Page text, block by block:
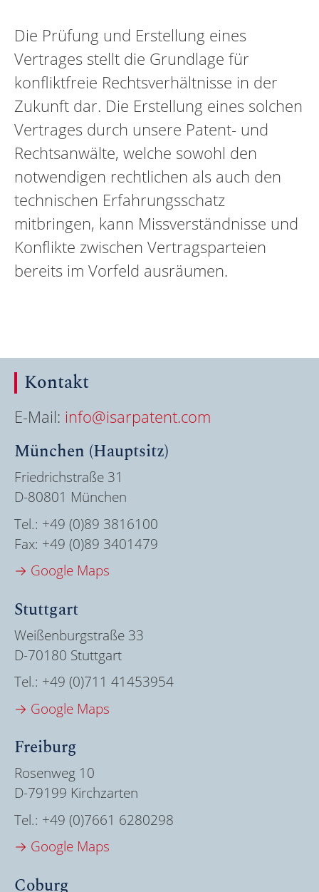
Die Prüfung und Erstellung eines
Vertrages stellt die Grundlage für
konfliktfreie Rechtsverhältnisse in der
Zukunft dar. Die Erstellung eines solchen
Vertrages durch unsere Patent- und
Rechtsanwälte, welche sowohl den
notwendigen rechtlichen als auch den
technischen Erfahrungsschatz
mitbringen, kann Missverständnisse und
Konflikte zwischen Vertragsparteien
bereits im Vorfeld ausräumen.
Kontakt
E-Mail: info@isarpatent.com
München (Hauptsitz)
Friedrichstraße 31
D-80801 München
Tel.: +49 (0)89 3816100
Fax: +49 (0)89 3401479
→ Google Maps
Stuttgart
Weißenburgstraße 33
D-70180 Stuttgart
Tel.: +49 (0)711 41453954
→ Google Maps
Freiburg
Rosenweg 10
D-79199 Kirchzarten
Tel.: +49 (0)7661 6280298
→ Google Maps
Coburg